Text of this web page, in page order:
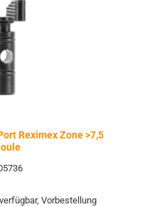
Reximex Zone >7,5
Vorbestellung